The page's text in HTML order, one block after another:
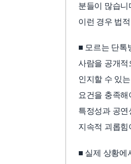
분들이 많습니
이런 경우 법
■ 모르는 단톡
사람을 공개적
인지할 수 있
요건을 충족
특정성과 공
지속적 괴롭
■ 실제 상황에